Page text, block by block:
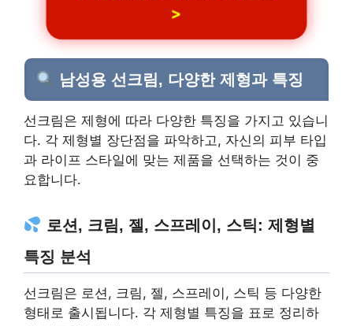
>
남성용 선크림, 다양한 제형과 특징
선크림은 제형에 따라 다양한 특징을 가지고 있습니
다. 각 제형별 장단점을 파악하고, 자신의 피부 타입
과 라이프 스타일에 맞는 제품을 선택하는 것이 중
요합니다.
로션, 크림, 젤, 스프레이, 스틱: 제형별
특징 분석
선크림은 로션, 크림, 젤, 스프레이, 스틱 등 다양한
형태로 출시됩니다. 각 제형별 특징을 표로 정리하